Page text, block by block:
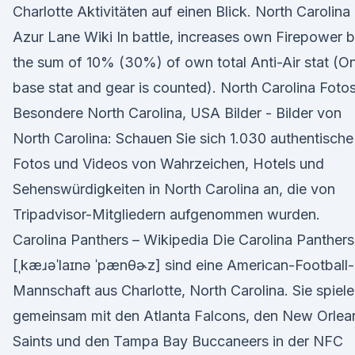
Charlotte Aktivitäten auf einen Blick. North Carolina
Azur Lane Wiki In battle, increases own Firepower
the sum of 10% (30%) of own total Anti-Air stat
base stat and gear is counted). North Carolina
Besondere North Carolina, USA Bilder - Bilder von
North Carolina: Schauen Sie sich 1.030 authentische
Fotos und Videos von Wahrzeichen, Hotels und
Sehenswürdigkeiten in North Carolina an, die von
Tripadvisor-Mitgliedern aufgenommen wurden.
Carolina Panthers – Wikipedia Die Carolina Panthers
[ˌkæɹəˈlaɪnə ˈpænθɚz] sind eine American-Football-
Mannschaft aus Charlotte, North Carolina. Sie
gemeinsam mit den Atlanta Falcons, den New
Saints und den Tampa Bay Buccaneers in der NFC